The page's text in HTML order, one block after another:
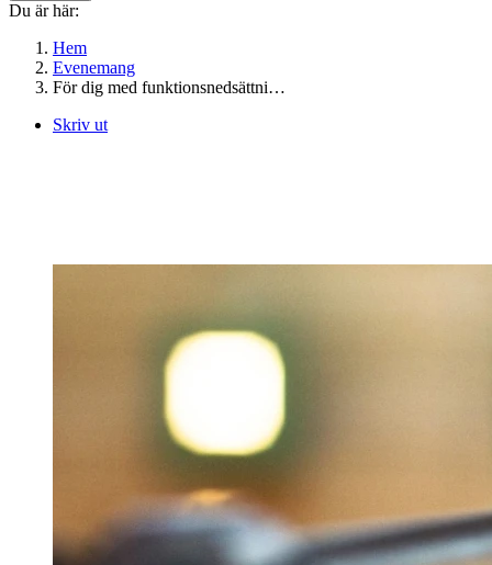
Du är här:
Hem
Evenemang
För dig med funktionsnedsättni…
Skriv ut